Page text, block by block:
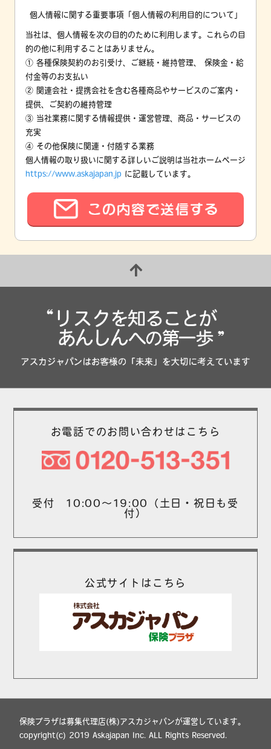
個人情報に関する重要事項「個人情報の利用目的について」
当社は、個人情報を次の目的のために利用します。これらの目
的の他に利用することはありません。
① 各種保険契約のお引受け、ご継続・維持管理、 保険金・給
付金等のお支払い
② 関連会社・提携会社を含む各種商品やサービスのご案内・
提供、ご契約の維持管理
③ 当社業務に関する情報提供・運営管理、商品・サービスの
充実
④ その他保険に関連・付随する業務
個人情報の取り扱いに関する詳しいご説明は当社ホームページ
https://www.askajapan.jp に記載しています。
お電話でのお問い合わせはこちら
受付 10:00～19:00（土日・祝日も受
付）
公式サイトはこちら
保険プラザは募集代理店(株)アスカジャパンが運営しています。
copyright(c) 2019 Askajapan Inc. ALL Rights Reserved.